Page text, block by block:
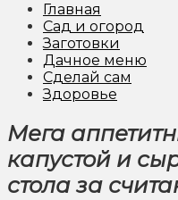
Главная
Сад и огород
Заготовки
Дачное меню
Сделай сам
Здоровье
Мега
капустой и
стола за